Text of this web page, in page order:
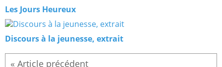
Les Jours Heureux
Discours à la jeunesse, extrait